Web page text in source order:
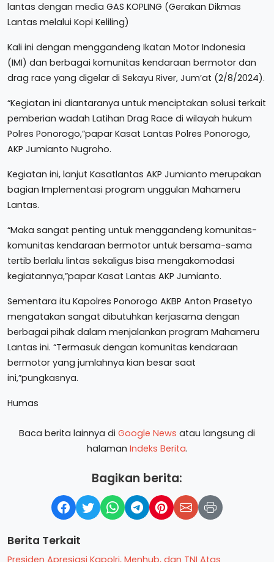
lantas dengan media GAS KOPLING (Gerakan Dikmas
Lantas melalui Kopi Keliling)
Kali ini dengan menggandeng Ikatan Motor Indonesia
(IMI) dan berbagai komunitas kendaraan bermotor dan
drag race yang digelar di Sekayu River, Jum’at (2/8/2024).
“Kegiatan ini diantaranya untuk menciptakan solusi terkait
pemberian wadah Latihan Drag Race di wilayah hukum
Polres Ponorogo,”papar Kasat Lantas Polres Ponorogo,
AKP Jumianto Nugroho.
Kegiatan ini, lanjut Kasatlantas AKP Jumianto merupakan
bagian Implementasi program unggulan Mahameru
Lantas.
“Maka sangat penting untuk menggandeng komunitas-
komunitas kendaraan bermotor untuk bersama-sama
tertib berlalu lintas sekaligus bisa mengakomodasi
kegiatannya,”papar Kasat Lantas AKP Jumianto.
Sementara itu Kapolres Ponorogo AKBP Anton Prasetyo
mengatakan sangat dibutuhkan kerjasama dengan
berbagai pihak dalam menjalankan program Mahameru
Lantas ini. “Termasuk dengan komunitas kendaraan
bermotor yang jumlahnya kian besar saat
ini,”pungkasnya.
Humas
Baca berita lainnya di Google News atau langsung di
halaman Indeks Berita.
Bagikan berita:
Berita Terkait
Presiden Apresiasi Kapolri, Menhub, dan TNI Atas